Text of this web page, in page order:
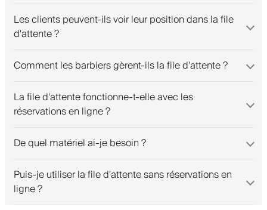
Les clients peuvent-ils voir leur position dans la file
d'attente ?
Comment les barbiers gèrent-ils la file d'attente ?
La file d'attente fonctionne-t-elle avec les
réservations en ligne ?
De quel matériel ai-je besoin ?
Puis-je utiliser la file d'attente sans réservations en
ligne ?